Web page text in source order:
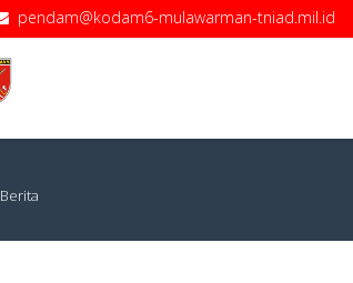
pendam@kodam6-mulawarman-tniad.mil.id
Berita